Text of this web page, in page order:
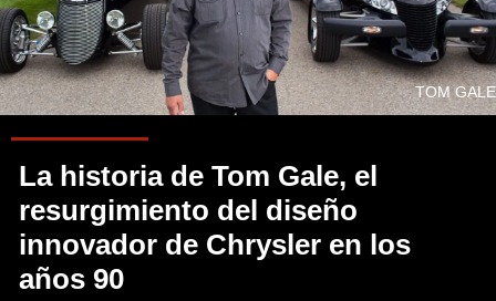
TOM GALE
La historia de Tom Gale, el
resurgimiento del diseño
innovador de Chrysler en los
años 90